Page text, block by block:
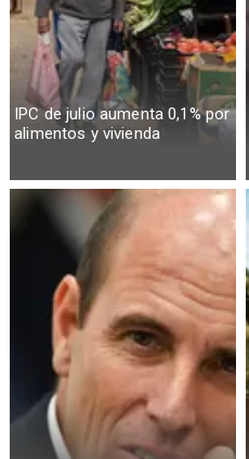
IPC de julio aumenta 0,1% por
alimentos y vivienda